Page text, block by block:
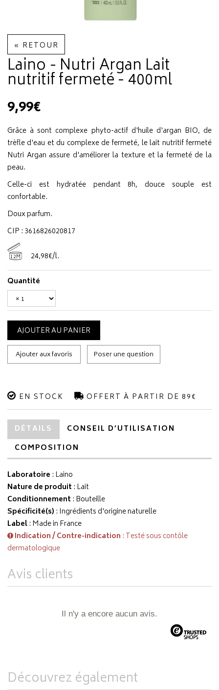
« RETOUR
Laino - Nutri Argan Lait
nutritif fermeté - 400ml
9,99€
Grâce à sont complexe phyto-actif d'huile d'argan BIO, de
trèfle d'eau et du complexe de fermeté, le lait nutritif fermeté
Nutri Argan assure d'améliorer la texture et la fermeté de la
peau.
Celle-ci est hydratée pendant 8h, douce souple est
confortable.
Doux parfum.
CIP : 3616826020817
12M 24,98€/l.
Quantité
AJOUTER AU PANIER
Ajouter aux favoris Poser une question
EN STOCK OFFERT À PARTIR DE 89€
DÉTAILS
CONSEIL D’UTILISATION
COMPOSITION
Laboratoire : Laino
Nature de produit : Lait
Conditionnement : Bouteille
Spécificité(s) : Ingrédients d'origine naturelle
Label: Made in France
Indication / Contre-indication : Testé sous contôle
dermatologique
Avis clients
Il n'y a encore aucun avis.
Découvrez également